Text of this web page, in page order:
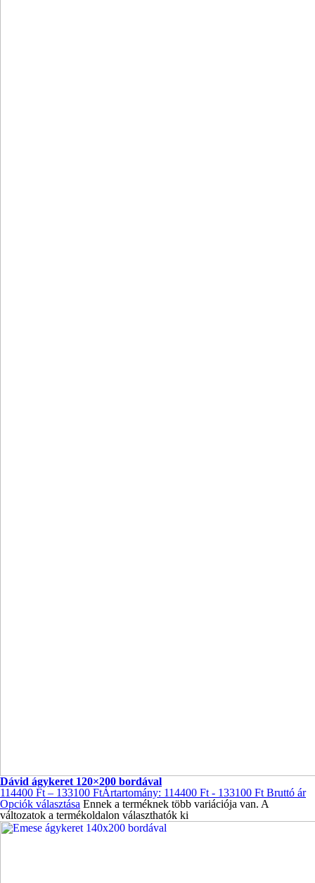
Dávid ágykeret 120×200 bordával
114400 Ft – 133100 FtÁrtartomány: 114400 Ft - 133100 Ft Bruttó ár
Opciók választása Ennek a terméknek több variációja van. A
változatok a termékoldalon választhatók ki